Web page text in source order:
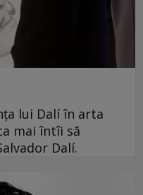
lui Dalí în arta
mai întîi să
Dalí.